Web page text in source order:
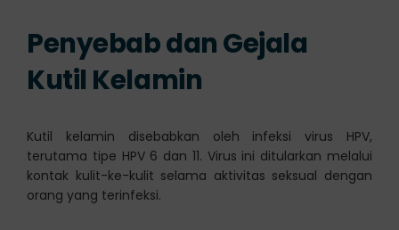
Penyebab dan Gejala
Kutil Kelamin
Kutil kelamin disebabkan oleh infeksi virus HPV,
terutama tipe HPV 6 dan 11. Virus ini ditularkan melalui
kontak kulit-ke-kulit selama aktivitas seksual dengan
orang yang terinfeksi.